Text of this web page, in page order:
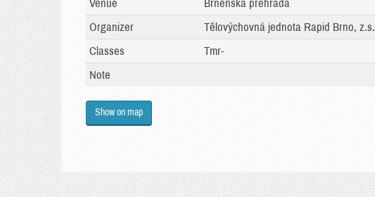
Venue
Brněnská přehrada
Organizer
Tělovýchovná jednota Rapid Brno, z.s.
Classes
Tmr-
Note
Show on map